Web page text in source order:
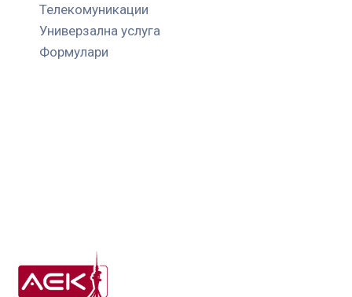
Телекомуникации
Универзална услуга
Формулари